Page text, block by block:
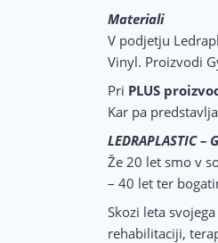
Materiali
V podjetju
Vinyl. Proizvodi
Pri PLUS
Kar pa
LEDRAPLASTIC
Že 20 let smo v
– 40 let ter
Skozi leta
rehabilitaciji,